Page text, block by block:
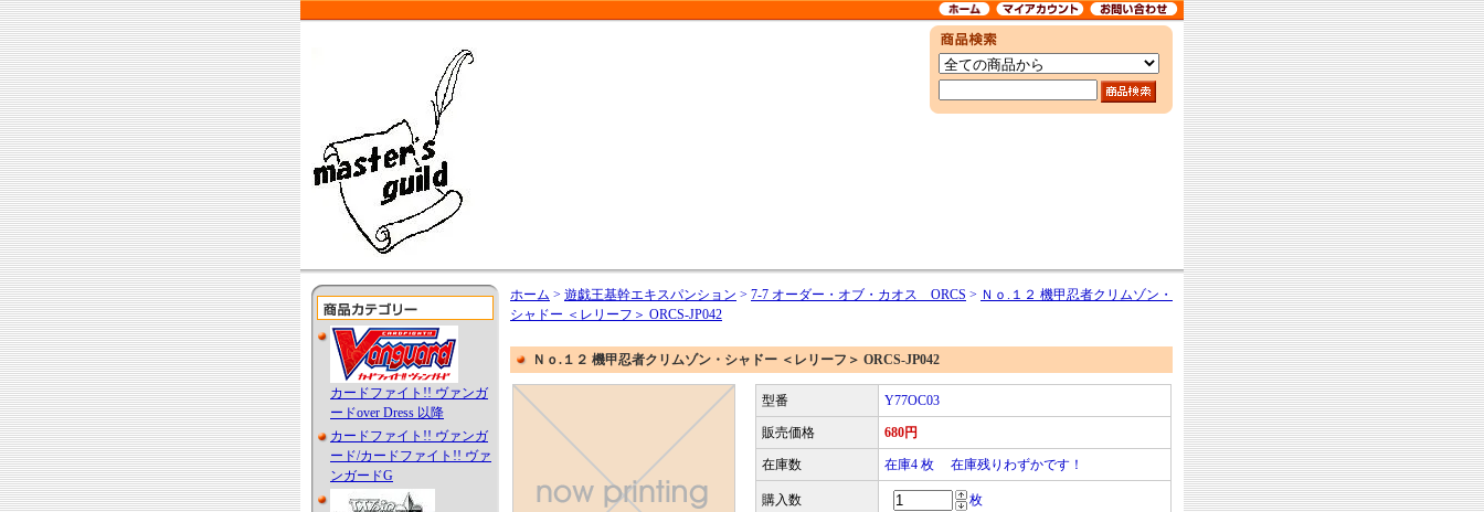
カードファイト!! ヴァンガ
ードover Dress 以降
カードファイト!! ヴァンガ
ード/カードファイト!! ヴァ
ンガードG
ホーム > 遊戯王基幹エキスパンション > 7-7 オーダー・オブ・カオス ORCS > Ｎｏ.１２ 機甲忍者クリムゾン・
シャドー ＜レリーフ＞ ORCS-JP042
Ｎｏ.１２ 機甲忍者クリムゾン・シャドー ＜レリーフ＞ ORCS-JP042
型番 Y77OC03
販売価格 680円
在庫数 在庫4 枚 在庫残りわずかです！
購入数 枚